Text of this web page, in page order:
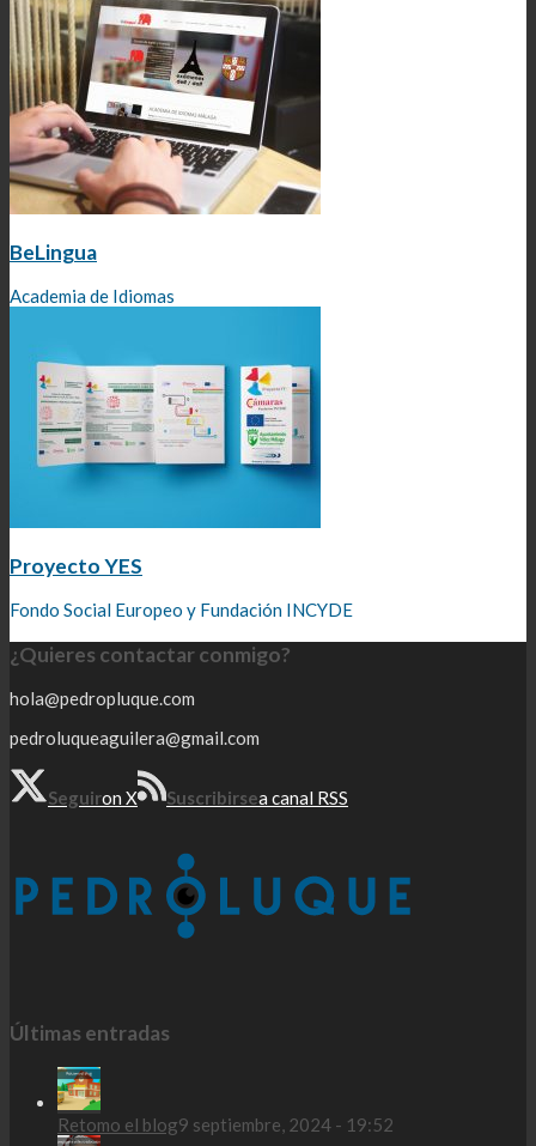
BeLingua
Academia de Idiomas
Proyecto YES
Fondo Social Europeo y Fundación INCYDE
¿Quieres contactar conmigo?
hola@pedropluque.com
pedroluqueaguilera@gmail.com
Seguiron X Suscribirsea canal RSS
Últimas entradas
Retomo el blog9 septiembre, 2024 - 19:52